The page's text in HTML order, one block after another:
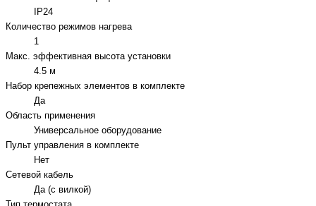
IP24
Количество режимов нагрева
1
Макс. эффективная высота установки
4.5 м
Набор крепежных элементов в комплекте
Да
Область применения
Универсальное оборудование
Пульт управления в комплекте
Нет
Сетевой кабель
Да (с вилкой)